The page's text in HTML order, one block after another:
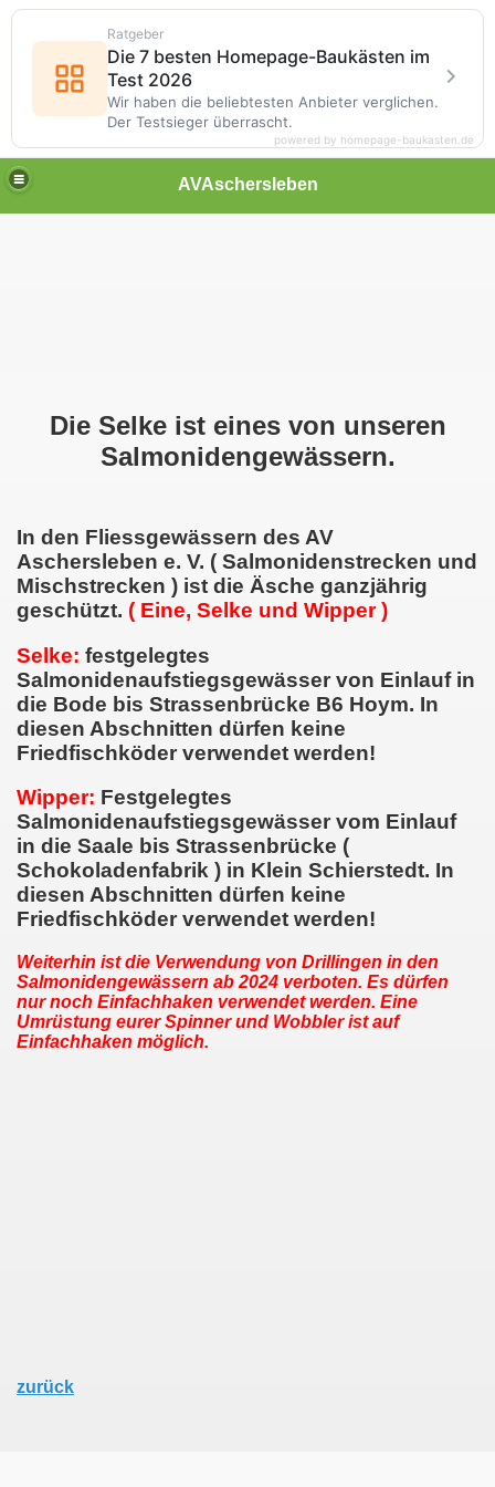
AVAschersleben
Die Selke ist eines von unseren
Salmonidengewässern.
In den Fliessgewässern des AV
Aschersleben e. V. ( Salmonidenstrecken und
Mischstrecken ) ist die Äsche ganzjährig
geschützt. ( Eine, Selke und Wipper )
Selke: festgelegtes
Salmonidenaufstiegsgewässer von Einlauf in
die Bode bis Strassenbrücke B6 Hoym. In
diesen Abschnitten dürfen keine
Friedfischköder verwendet werden!
Wipper: Festgelegtes
Salmonidenaufstiegsgewässer vom Einlauf
in die Saale bis Strassenbrücke (
Schokoladenfabrik ) in Klein Schierstedt. In
diesen Abschnitten dürfen keine
Friedfischköder verwendet werden!
Weiterhin ist die Verwendung von Drillingen in den
Salmonidengewässern ab 2024 verboten. Es dürfen
nur noch Einfachhaken verwendet werden. Eine
Umrüstung eurer Spinner und Wobbler ist auf
Einfachhaken möglich.
zurück
Ratgeber
Die 7 besten Homepage-Baukästen im
Test 2026
Wir haben die beliebtesten Anbieter verglichen.
Der Testsieger überrascht.
powered by homepage-baukasten.de